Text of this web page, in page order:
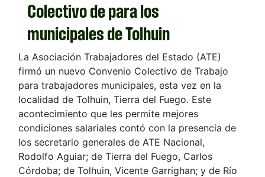
Colectivo de para los
municipales de Tolhuin
La Asociación Trabajadores del Estado (ATE)
firmó un nuevo Convenio Colectivo de Trabajo
para trabajadores municipales, esta vez en la
localidad de Tolhuin, Tierra del Fuego. Este
acontecimiento que les permite mejores
condiciones salariales contó con la presencia de
los secretario generales de ATE Nacional,
Rodolfo Aguiar; de Tierra del Fuego, Carlos
Córdoba; de Tolhuin, Vicente Garrighan; y de Río